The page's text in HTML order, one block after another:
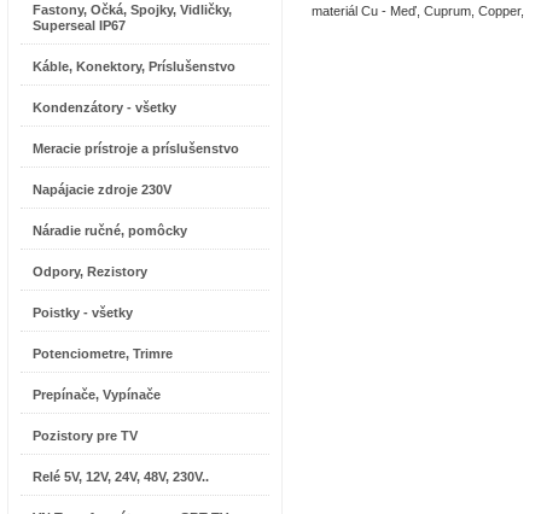
Fastony, Očká, Spojky, Vidličky,
Superseal IP67
Káble, Konektory, Príslušenstvo
Kondenzátory - všetky
Meracie prístroje a príslušenstvo
Napájacie zdroje 230V
Náradie ručné, pomôcky
Odpory, Rezistory
Poistky - všetky
Potenciometre, Trimre
Prepínače, Vypínače
Pozistory pre TV
Relé 5V, 12V, 24V, 48V, 230V..
materiál Cu - Meď, Cuprum, Copper,